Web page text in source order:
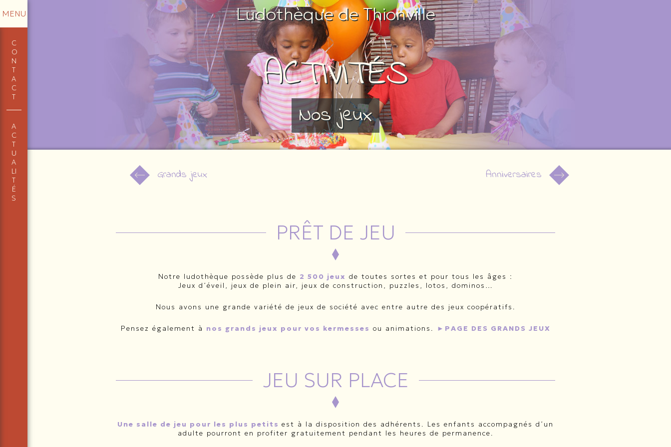
MENU
C
O
N
T
A
C
T
A
C
T
U
A
LI
T
É
S
Ludothèque de Thionville
ACTIVITÉS
Nos jeux
Grands jeux Anniversaires
PRÊT DE JEU
Notre ludothèque possède plus de 2 500 jeux de toutes sortes et pour tous les âges :
Jeux d’éveil, jeux de plein air, jeux de construction, puzzles, lotos, dominos…
Nous avons une grande variété de jeux de société avec entre autre des jeux coopératifs.
Pensez également à nos grands jeux pour vos kermesses ou animations. ►PAGE DES GRANDS JEUX
JEU SUR PLACE
Une salle de jeu pour les plus petits est à la disposition des adhérents. Les enfants accompagnés d’un
adulte pourront en profiter gratuitement pendant les heures de permanence.